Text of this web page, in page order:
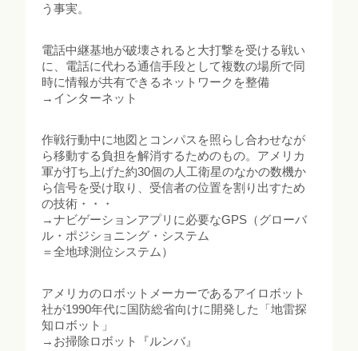
う事実。
電話中継基地が破壊されると大打撃を受ける戦い
に、電話に代わる通信手段として複数の場所で同
時に情報が共有できるネットワークを整備
→インターネット
作戦行動中に地図とコンパスを照らし合わせなが
ら移動する負担を解消するためのもの。アメリカ
軍が打ち上げた約30個の人工衛星のなかの数機か
ら信号を受け取り、受信者の位置を割り出すため
の技術・・・
→ナビゲーションアプリに必要なGPS（グローバ
ル・ポジショニング・システム
＝全地球測位システム）
アメリカのロボットメーカーであるアイロボット
社が1990年代に国防総省向けに開発した「地雷探
知ロボット」
→お掃除ロボット『ルンバ』